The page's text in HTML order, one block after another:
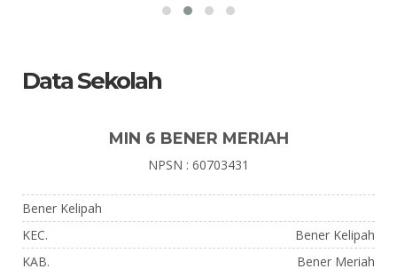
Data Sekolah
MIN 6 BENER MERIAH
NPSN : 60703431
Bener Kelipah
KEC.
Bener Kelipah
KAB.
Bener Meriah